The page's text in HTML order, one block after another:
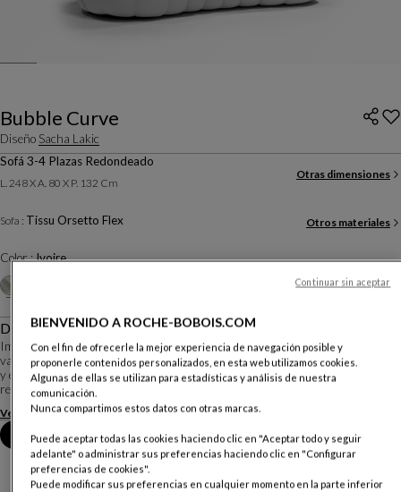
Bubble Curve
Diseño Sacha Lakic
Sofá 3-4 Plazas Redondeado
L. 248 X A. 80 X P. 132 Cm
Otras dimensiones
Sofa : Tissu Orsetto Flex Otros materiales
Color :Ivoire
Otros colores
Descripción
Imaginado por Sacha Lakic, diseñador apasionado por las tecnologías de
vanguardia, la colección Bubble expresa el equilibrio entre innovación, función
y emoción. Inspirado en formas naturales y minerales y completamente
realizado a mano, su concepció...
Ver más Descargar la ficha técnica
Reserva una cita en tienda
BIENVENIDO A ROCHE-BOBOIS.COM
Con el fin de ofrecerle la mejor experiencia de navegación posible y
proponerle contenidos personalizados, en esta web utilizamos cookies.
Algunas de ellas se utilizan para estadísticas y análisis de nuestra
comunicación.
Nunca compartimos estos datos con otras marcas.
Puede aceptar todas las cookies haciendo clic en "Aceptar todo y seguir
adelante" o administrar sus preferencias haciendo clic en "Configurar
preferencias de cookies".
Puede modificar sus preferencias en cualquier momento en la parte inferior
Continuar sin aceptar